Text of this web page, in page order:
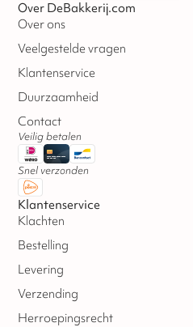
Over DeBakkerij.com
Over ons
Veelgestelde vragen
Klantenservice
Duurzaamheid
Contact
Veilig betalen
Snel verzonden
Klantenservice
Klachten
Bestelling
Levering
Verzending
Herroepingsrecht